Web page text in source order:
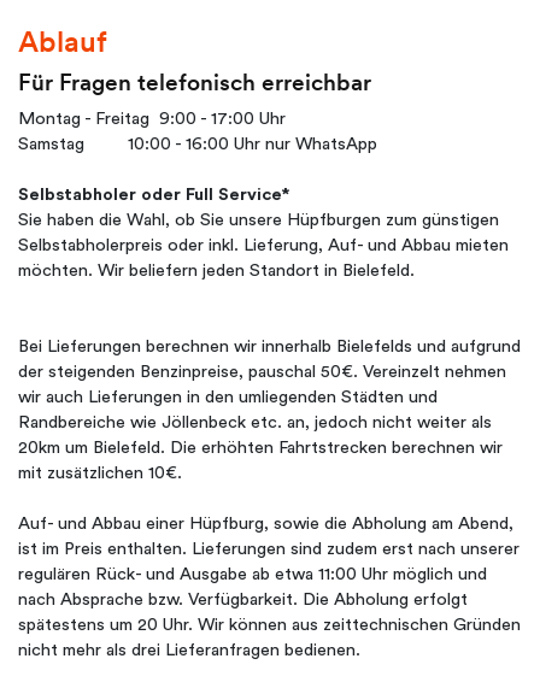
Ablauf
Für Fragen telefonisch erreichbar
Montag - Freitag 9:00 - 17:00 Uhr
Samstag 10:00 - 16:00 Uhr nur WhatsApp
Selbstabholer oder Full Service*
Sie haben die Wahl, ob Sie unsere Hüpfburgen zum günstigen
Selbstabholerpreis oder inkl. Lieferung, Auf- und Abbau mieten
möchten. Wir beliefern jeden Standort in Bielefeld.
Bei Lieferungen berechnen wir innerhalb Bielefelds und aufgrund
der steigenden Benzinpreise, pauschal 50€. Vereinzelt nehmen
wir auch Lieferungen in den umliegenden Städten und
Randbereiche wie Jöllenbeck etc. an, jedoch nicht weiter als
20km um Bielefeld. Die erhöhten Fahrtstrecken berechnen wir
mit zusätzlichen 10€.
Auf- und Abbau einer Hüpfburg, sowie die Abholung am Abend,
ist im Preis enthalten. Lieferungen sind zudem erst nach unserer
regulären Rück- und Ausgabe ab etwa 11:00 Uhr möglich und
nach Absprache bzw. Verfügbarkeit. Die Abholung erfolgt
spätestens um 20 Uhr. Wir können aus zeittechnischen Gründen
nicht mehr als drei Lieferanfragen bedienen.